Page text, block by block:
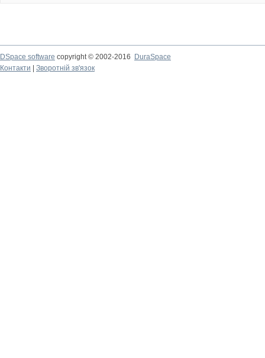
DSpace software copyright © 2002-2016
DuraSpace
Контакти
Зворотній зв'язок